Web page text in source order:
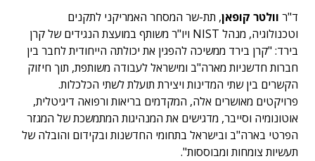
ד"ר וולטר קופאן, תת-שר המסחר האמריקני לתקנים
וטכנולוגיה, מנהל NIST ויו"ר משותף במועצת הנגידים של קרן
בירד: "קרן בירד ממשיכה להפגין את יכולתה הייחודית לחבר בין
חברות חדשניות מארה"ב ומישראל לעבודה משותפת, תוך חיזוק
הקשרים בין שתי המדינות ויצירת תועלת לשתי הכלכלות.
פרויקטים מאושרים אלה, המקדמים בריאות ורפואה דיגיטלית,
אוטונומיה וסייבר, מדגישים את המנהיגות המתמשכת של המגזר
הפרטי בארה"ב ובישראל בתחומי החדשנות ובקידום והובלה של
תעשיות צומחות ומבוססות".